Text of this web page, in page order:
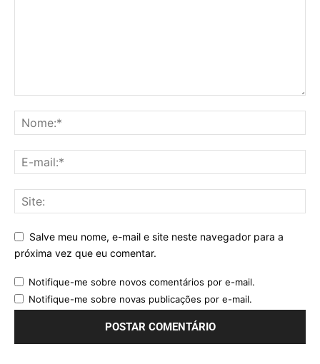
Salve meu nome, e-mail e site neste navegador para a
próxima vez que eu comentar.
Notifique-me sobre novos comentários por e-mail.
Notifique-me sobre novas publicações por e-mail.